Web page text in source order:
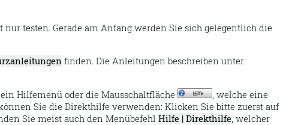
testen. Gerade am Anfang werden Sie sich gelegentlich die
finden. Die Anleitungen beschreiben unter
Hilfemenü oder die Mausschaltfläche
, welche eine
Sie die Direkthilfe verwenden: Klicken Sie bitte zuerst auf
Sie meist auch den Menübefehl Hilfe | Direkthilfe, welcher